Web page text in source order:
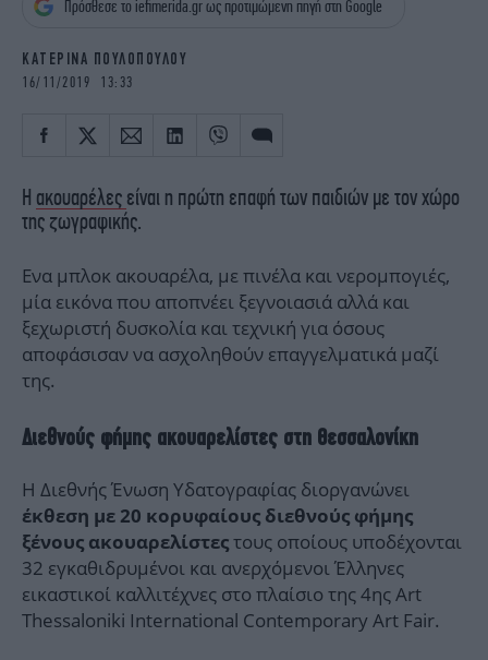
iBOOKS
ΖΩΔΙΑ
MEDIA
NEWSLETTER
Πρόσθεσε το iefimerida.gr ως προτιμώμενη πηγή στη Google
ΚΑΤΕΡΙΝΑ ΠΟΥΛΟΠΟΥΛΟΥ
16/11/2019 13:33
Η ακουαρέλες είναι η πρώτη επαφή των παιδιών με τον χώρο
της ζωγραφικής.
Ενα μπλοκ ακουαρέλα, με πινέλα και νερομπογιές,
μία εικόνα που αποπνέει ξεγνοιασιά αλλά και
ξεχωριστή δυσκολία και τεχνική για όσους
αποφάσισαν να ασχοληθούν επαγγελματικά μαζί
της.
Διεθνούς φήμης ακουαρελίστες στη Θεσσαλονίκη
H Διεθνής Ένωση Υδατογραφίας διοργανώνει
έκθεση με 20 κορυφαίους διεθνούς φήμης
ξένους ακουαρελίστες τους οποίους υποδέχονται
32 εγκαθιδρυμένοι και ανερχόμενοι Έλληνες
εικαστικοί καλλιτέχνες στο πλαίσιο της 4ης Art
Thessaloniki International Contemporary Art Fair.